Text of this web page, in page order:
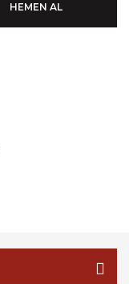
HEMEN AL